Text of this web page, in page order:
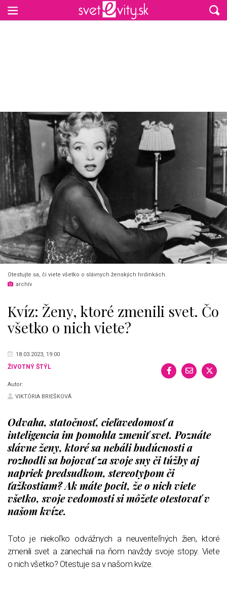
Otestujte sa, či viete všetko o slávnych ženských hrdinkách.
archív
Kvíz: Ženy, ktoré zmenili svet. Čo
všetko o nich viete?
18.03.2023, 19:00
ŽIVOTNÝ ŠTÝL
Autor:
VIKTÓRIA BRIEŠKOVÁ
Odvaha, statočnosť, cieľavedomosť a
inteligencia im pomohla zmeniť svet. Poznáte
slávne ženy, ktoré sa nebáli budúcnosti a
rozhodli sa bojovať za svoje sny či túžby aj
napriek predsudkom, stereotypom či
ťažkostiam? Ak máte pocit, že o nich viete
všetko, svoje vedomosti si môžete otestovať v
našom kvíze.
Toto je niekoľko odvážnych a neuveriteľných žien, ktoré
zmenili svet a zanechali na ňom navždy svoje stopy. Viete
o nich všetko? Otestuje sa v našom kvíze.